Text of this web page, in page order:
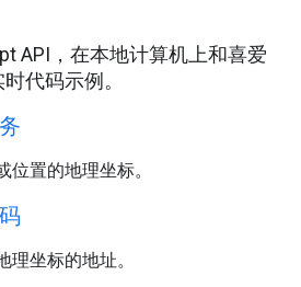
API，在本地计算机上和喜爱
代码示例。
位置的地理坐标。
理坐标的地址。